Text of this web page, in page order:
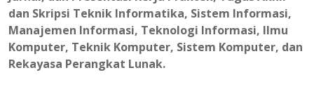
dan Skripsi Teknik Informatika, Sistem Informasi,
Manajemen Informasi, Teknologi Informasi, Ilmu
Komputer, Teknik Komputer, Sistem Komputer, dan
Rekayasa Perangkat Lunak.